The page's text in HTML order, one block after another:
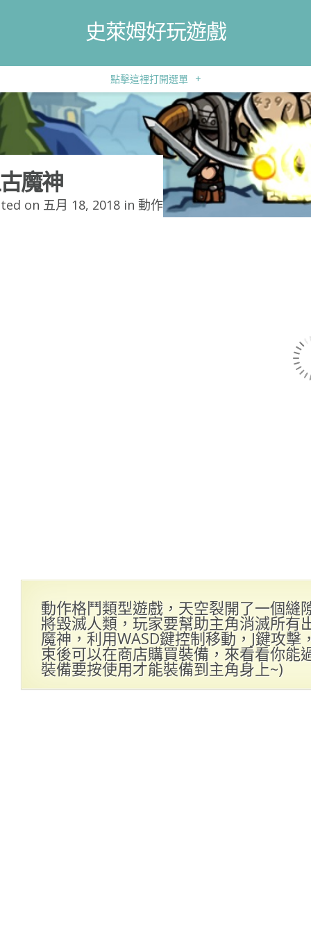
史萊姆好玩遊戲
點擊這裡打開選單 +
魔神
on 五月 18, 2018 in 動作
動作格鬥類型遊戲，天空裂開了一個縫
將毀滅人類，玩家要幫助主角消滅所有
魔神，利用WASD鍵控制移動，J鍵攻擊
束後可以在商店購買裝備，來看看你能
裝備要按使用才能裝備到主角身上~)